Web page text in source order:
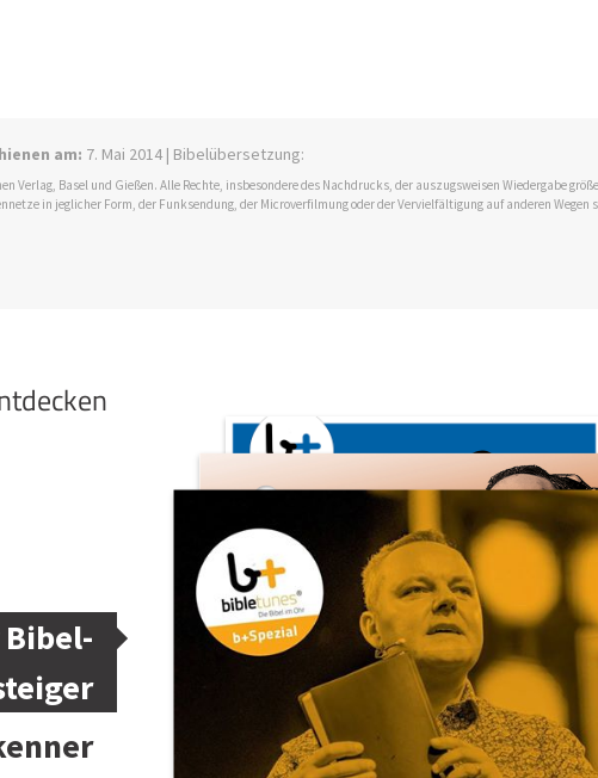
am: 7. Mai 2014 | Bibelübersetzung:
Verlag, Basel und Gießen. Alle Rechte, insbesondere des Nachdrucks, der auszugsweisen Wiedergabe
in jeglicher Form, der Funksendung, der Microverfilmung oder der Vervielfältigung auf anderen